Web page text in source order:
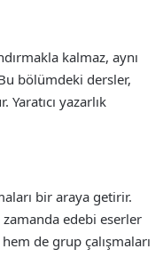
kalmaz, aynı
bölümdeki dersler,
yazarlık
bir araya getirir.
edebi eserler
de grup çalışmaları